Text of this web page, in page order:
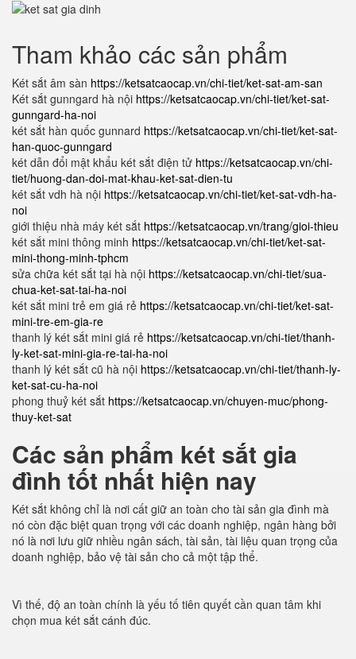
Tham khảo các sản phẩm
Két sắt âm sàn https://ketsatcaocap.vn/chi-tiet/ket-sat-am-san
Két sắt gunngard hà nội https://ketsatcaocap.vn/chi-tiet/ket-sat-
gunngard-ha-noi
két sắt hàn quốc gunnard https://ketsatcaocap.vn/chi-tiet/ket-sat-
han-quoc-gunngard
két dẫn đổi mật khẩu két sắt điện tử https://ketsatcaocap.vn/chi-
tiet/huong-dan-doi-mat-khau-ket-sat-dien-tu
két sắt vdh hà nội https://ketsatcaocap.vn/chi-tiet/ket-sat-vdh-ha-
noi
giới thiệu nhà máy két sắt https://ketsatcaocap.vn/trang/gioi-thieu
két sắt mini thông minh https://ketsatcaocap.vn/chi-tiet/ket-sat-
mini-thong-minh-tphcm
sửa chữa két sắt tại hà nội https://ketsatcaocap.vn/chi-tiet/sua-
chua-ket-sat-tai-ha-noi
két sắt mini trẻ em giá rẻ https://ketsatcaocap.vn/chi-tiet/ket-sat-
mini-tre-em-gia-re
thanh lý két sắt mini giá rẻ https://ketsatcaocap.vn/chi-tiet/thanh-
ly-ket-sat-mini-gia-re-tai-ha-noi
thanh lý két sắt cũ hà nội https://ketsatcaocap.vn/chi-tiet/thanh-ly-
ket-sat-cu-ha-noi
phong thuỷ két sắt https://ketsatcaocap.vn/chuyen-muc/phong-
thuy-ket-sat
Các sản phẩm két sắt gia
đình tốt nhất hiện nay
Két sắt không chỉ là nơi cất giữ an toàn cho tài sản gia đình mà
nó còn đặc biệt quan trọng với các doanh nghiệp, ngân hàng bởi
nó là nơi lưu giữ nhiều ngân sách, tài sản, tài liệu quan trọng của
doanh nghiệp, bảo vệ tài sản cho cả một tập thể.
Vì thế, độ an toàn chính là yếu tố tiên quyết cần quan tâm khi
chọn mua két sắt cánh đúc.